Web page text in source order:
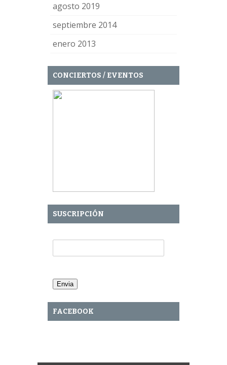
agosto 2019
septiembre 2014
enero 2013
CONCIERTOS / EVENTOS
SUSCRIPCIÓN
FACEBOOK